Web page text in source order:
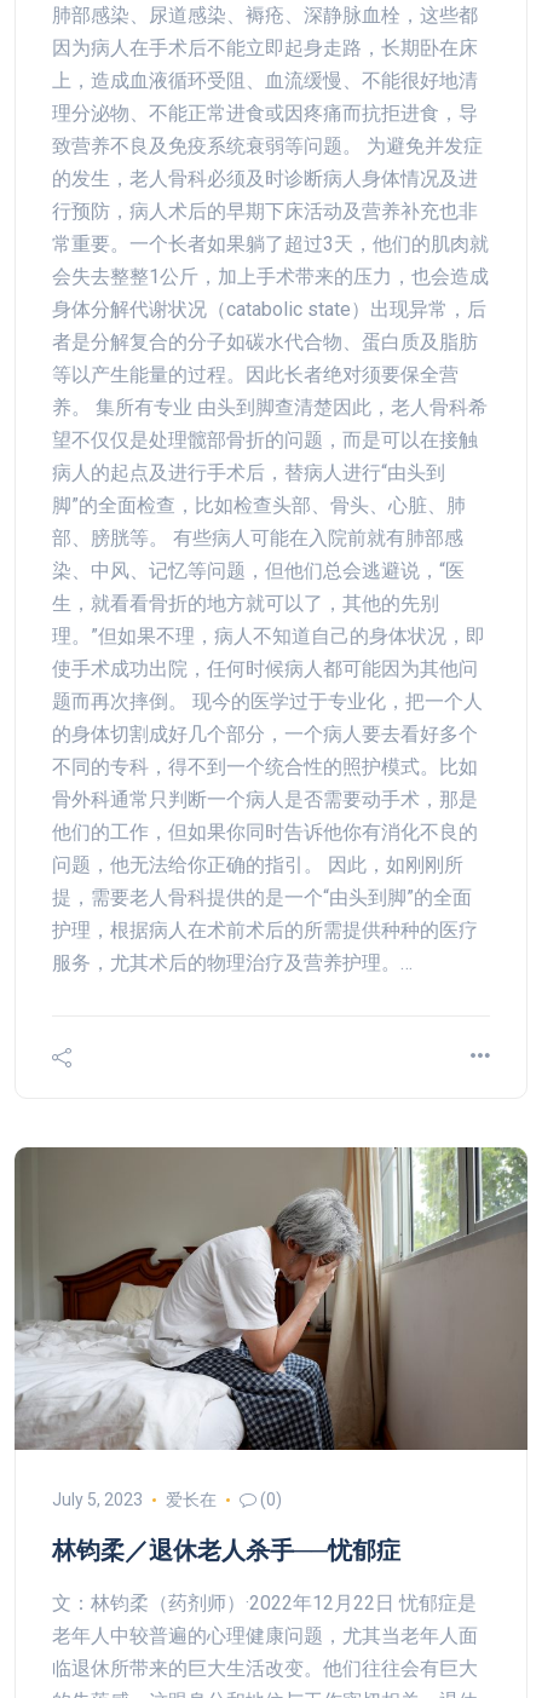
肺部感染、尿道感染、褥疮、深静脉血栓，这些都
因为病人在手术后不能立即起身走路，长期卧在床
上，造成血液循环受阻、血流缓慢、不能很好地清
理分泌物、不能正常进食或因疼痛而抗拒进食，导
致营养不良及免疫系统衰弱等问题。 为避免并发症
的发生，老人骨科必须及时诊断病人身体情况及进
行预防，病人术后的早期下床活动及营养补充也非
常重要。一个长者如果躺了超过3天，他们的肌肉就
会失去整整1公斤，加上手术带来的压力，也会造成
身体分解代谢状况（catabolic state）出现异常，后
者是分解复合的分子如碳水代合物、蛋白质及脂肪
等以产生能量的过程。因此长者绝对须要保全营
养。 集所有专业 由头到脚查清楚因此，老人骨科希
望不仅仅是处理髋部骨折的问题，而是可以在接触
病人的起点及进行手术后，替病人进行“由头到
脚”的全面检查，比如检查头部、骨头、心脏、肺
部、膀胱等。 有些病人可能在入院前就有肺部感
染、中风、记忆等问题，但他们总会逃避说，“医
生，就看看骨折的地方就可以了，其他的先别
理。”但如果不理，病人不知道自己的身体状况，即
使手术成功出院，任何时候病人都可能因为其他问
题而再次摔倒。 现今的医学过于专业化，把一个人
的身体切割成好几个部分，一个病人要去看好多个
不同的专科，得不到一个统合性的照护模式。比如
骨外科通常只判断一个病人是否需要动手术，那是
他们的工作，但如果你同时告诉他你有消化不良的
问题，他无法给你正确的指引。 因此，如刚刚所
提，需要老人骨科提供的是一个“由头到脚”的全面
护理，根据病人在术前术后的所需提供种种的医疗
服务，尤其术后的物理治疗及营养护理。…
July 5, 2023 爱长在 (0)
林钧柔／退休老人杀手──忧郁症
文：林钧柔（药剂师）·2022年12月22日 忧郁症是
老年人中较普遍的心理健康问题，尤其当老年人面
临退休所带来的巨大生活改变。他们往往会有巨大